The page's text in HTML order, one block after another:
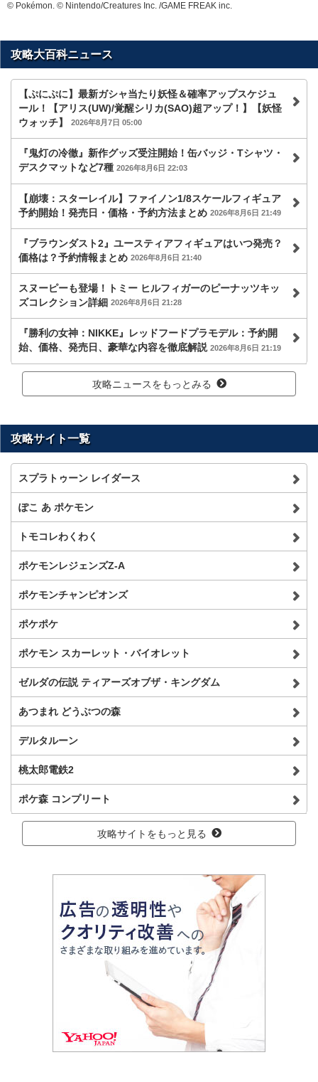
© Pokémon. © Nintendo/Creatures Inc. /GAME FREAK inc.
攻略大百科ニュース
【ぷにぷに】最新ガシャ当たり妖怪＆確率アップスケジュ
ール！【アリス(UW)/覚醒シリカ(SAO)超アップ！】【妖怪
ウォッチ】
2026年8月7日 05:00
『鬼灯の冷徹』新作グッズ受注開始！缶バッジ・Tシャツ・
デスクマットなど7種 2026年8月6日 22:03
【崩壊：スターレイル】ファイノン1/8スケールフィギュア
予約開始！発売日・価格・予約方法まとめ 2026年8月6日 21:49
『ブラウンダスト2』ユースティアフィギュアはいつ発売？
価格は？予約情報まとめ 2026年8月6日 21:40
スヌーピーも登場！トミー ヒルフィガーのピーナッツキッ
ズコレクション詳細 2026年8月6日 21:28
『勝利の女神：NIKKE』レッドフードプラモデル：予約開
始、価格、発売日、豪華な内容を徹底解説 2026年8月6日 21:19
攻略ニュースをもっとみる
攻略サイト一覧
スプラトゥーン レイダース
ぽこ あ ポケモン
トモコレわくわく
ポケモンレジェンズZ-A
ポケモンチャンピオンズ
ポケポケ
ポケモン スカーレット・バイオレット
ゼルダの伝説 ティアーズオブザ・キングダム
あつまれ どうぶつの森
デルタルーン
桃太郎電鉄2
ポケ森 コンプリート
攻略サイトをもっと見る